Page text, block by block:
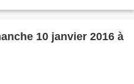
10 janvier 2016 à